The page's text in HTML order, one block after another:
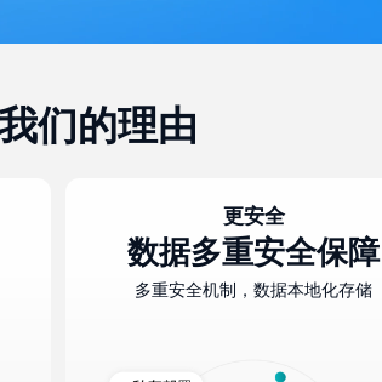
丰富医疗接口，提供先进的医疗数字化方案
们的理由
更安全
数据多重安全保障
多重安全机制，数据本地化存储